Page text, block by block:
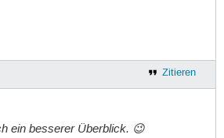
Zitieren
ein besserer Überblick. 😉